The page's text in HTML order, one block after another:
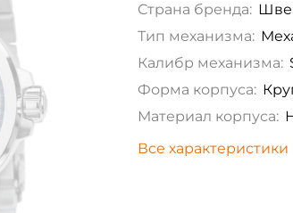
Страна бренда:
Тип механизма:
Калибр механизма:
Форма корпуса:
Материал корпуса:
Все характеристики